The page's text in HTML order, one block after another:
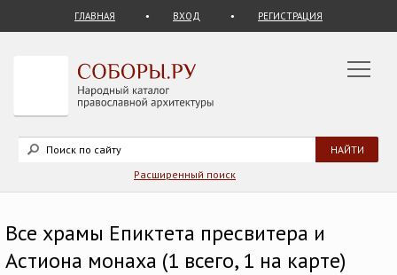
ГЛАВНАЯ ВХОД РЕГИСТРАЦИЯ
Расширенный поиск
Все храмы Епиктета пресвитера и
Астиона монаха (1 всего, 1 на карте)